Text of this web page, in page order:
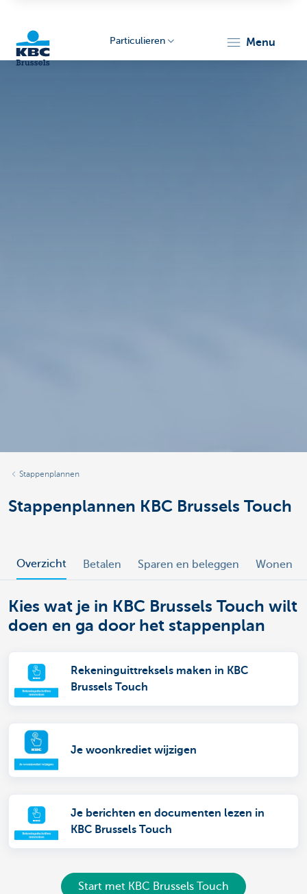
Particulieren menu
Stappenplannen
Stappenplannen KBC Brussels Touch
Overzicht Betalen Sparen en beleggen Wonen
Kies wat je in KBC Brussels Touch wilt
doen en ga door het stappenplan
Rekeninguittreksels maken in KBC
Brussels Touch
Je woonkrediet wijzigen
Je berichten en documenten lezen in
KBC Brussels Touch
Start met KBC Brussels Touch